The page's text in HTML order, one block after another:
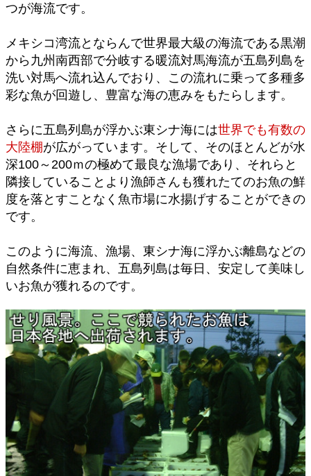
つが海流です。
メキシコ湾流とならんで世界最大級の海流である黒潮
から九州南西部で分岐する暖流対馬海流が五島列島を
洗い対馬へ流れ込んでおり、この流れに乗って多種多
彩な魚が回遊し、豊富な海の恵みをもたらします。
さらに五島列島が浮かぶ東シナ海には世界でも有数の
大陸棚が広がっています。そして、そのほとんどが水
深100～200ｍの極めて最良な漁場であり、それらと
隣接していることより漁師さんも獲れたてのお魚の鮮
度を落とすことなく魚市場に水揚げすることができの
です。
このように海流、漁場、東シナ海に浮かぶ離島などの
自然条件に恵まれ、五島列島は毎日、安定して美味し
いお魚が獲れるのです。